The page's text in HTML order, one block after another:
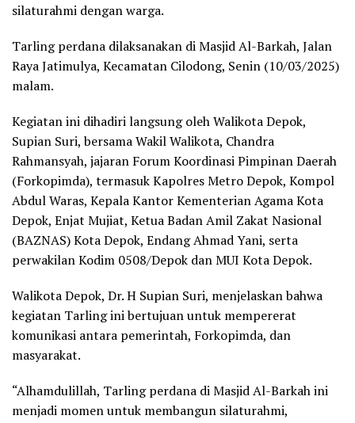
silaturahmi dengan warga.
Tarling perdana dilaksanakan di Masjid Al-Barkah, Jalan
Raya Jatimulya, Kecamatan Cilodong, Senin (10/03/2025)
malam.
Kegiatan ini dihadiri langsung oleh Walikota Depok,
Supian Suri, bersama Wakil Walikota, Chandra
Rahmansyah, jajaran Forum Koordinasi Pimpinan Daerah
(Forkopimda), termasuk Kapolres Metro Depok, Kompol
Abdul Waras, Kepala Kantor Kementerian Agama Kota
Depok, Enjat Mujiat, Ketua Badan Amil Zakat Nasional
(BAZNAS) Kota Depok, Endang Ahmad Yani, serta
perwakilan Kodim 0508/Depok dan MUI Kota Depok.
Walikota Depok, Dr. H Supian Suri, menjelaskan bahwa
kegiatan Tarling ini bertujuan untuk mempererat
komunikasi antara pemerintah, Forkopimda, dan
masyarakat.
“Alhamdulillah, Tarling perdana di Masjid Al-Barkah ini
menjadi momen untuk membangun silaturahmi,